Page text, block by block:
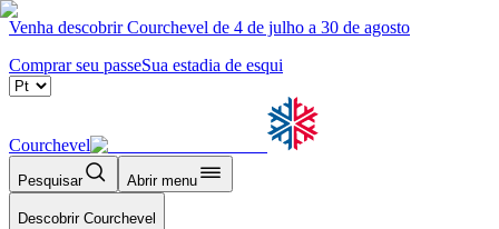
Venha descobrir Courchevel de 4 de julho a 30 de agosto
Comprar seu passeSua estadia de esqui
Courchevel
Pesquisar Abrir menu
Descobrir Courchevel